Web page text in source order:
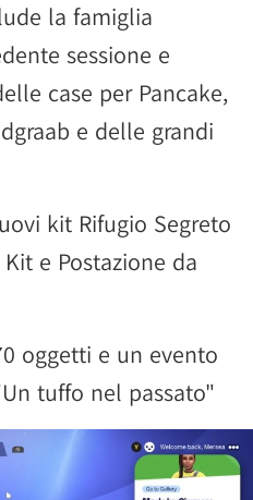
la famiglia
sessione e
case per Pancake,
e delle grandi
kit Rifugio Segreto
e Postazione da
oggetti e un evento
tuffo nel passato"